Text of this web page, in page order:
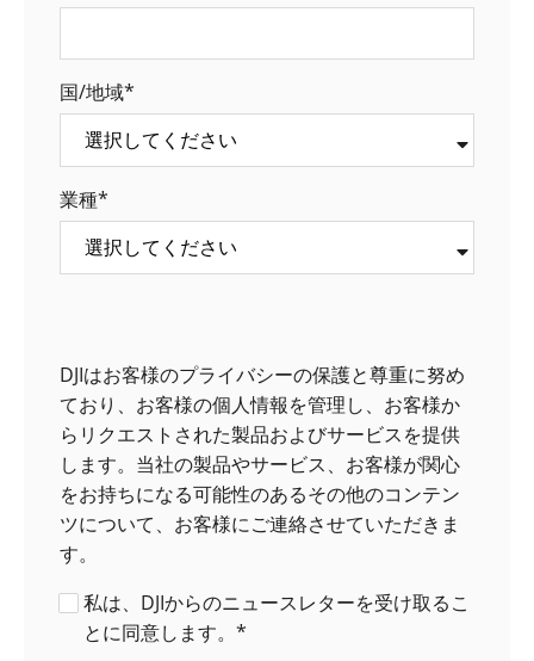
国/地域*
業種*
DJIはお客様のプライバシーの保護と尊重に努め
ており、お客様の個人情報を管理し、お客様か
らリクエストされた製品およびサービスを提供
します。当社の製品やサービス、お客様が関心
をお持ちになる可能性のあるその他のコンテン
ツについて、お客様にご連絡させていただきま
す。
私は、DJIからのニュースレターを受け取るこ
とに同意します。 *